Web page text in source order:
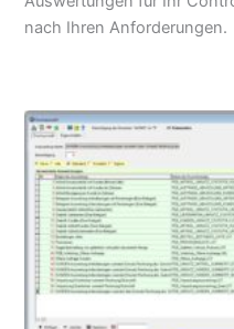
nach Ihren Anforderungen.